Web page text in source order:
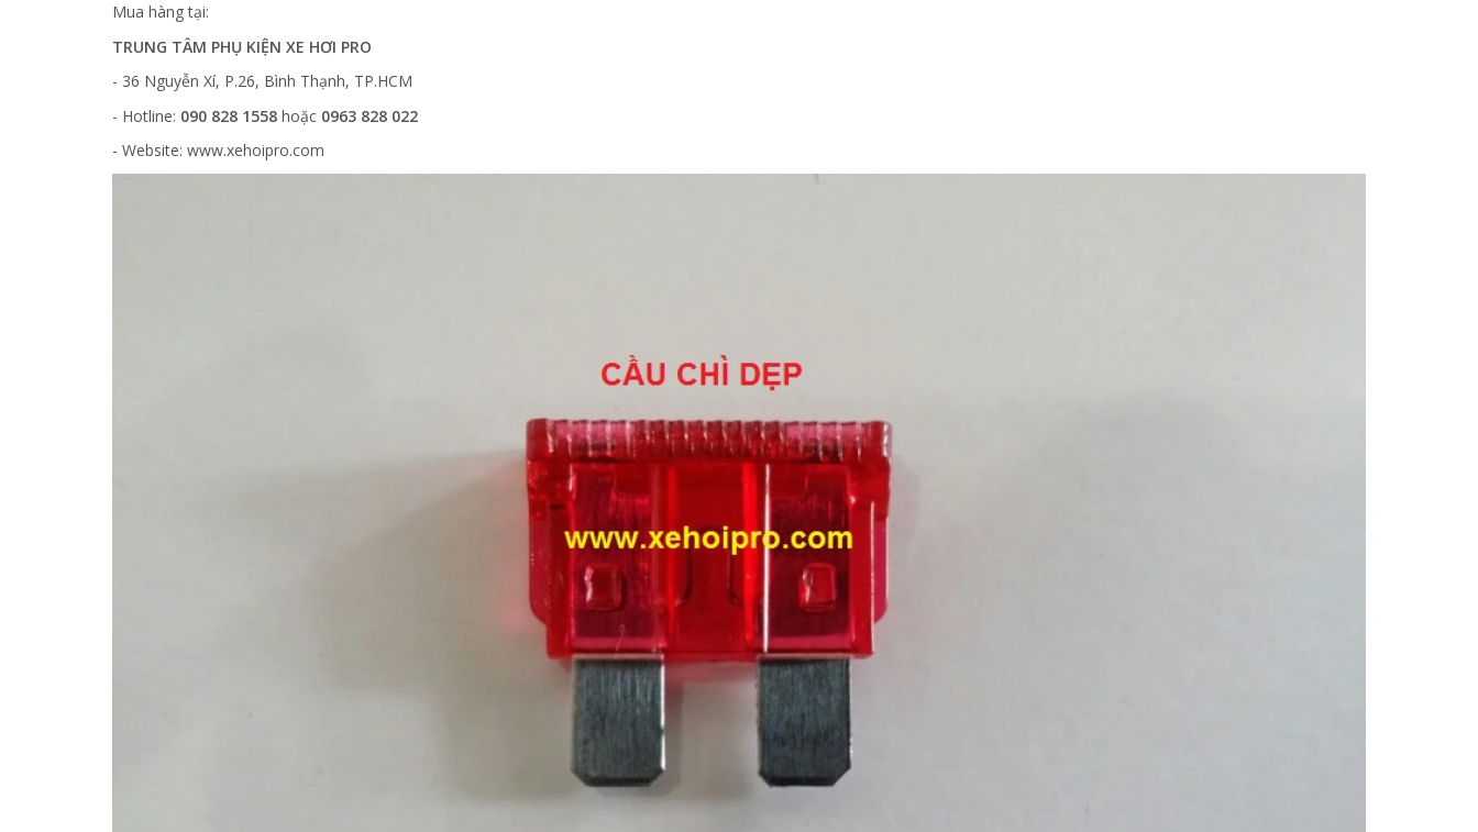
Mua hàng tại:
TRUNG TÂM PHỤ KIỆN XE HƠI PRO
- 36 Nguyễn Xí, P.26, Bình Thạnh, TP.HCM
- Hotline: 090 828 1558 hoặc 0963 828 022
- Website: www.xehoipro.com